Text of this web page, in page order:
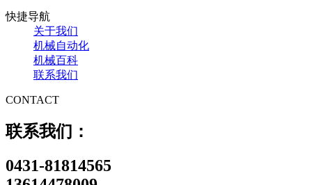
快捷导航
关于我们
机械自动化
机械百科
联系我们
CONTACT
联系我们：
0431-81814565